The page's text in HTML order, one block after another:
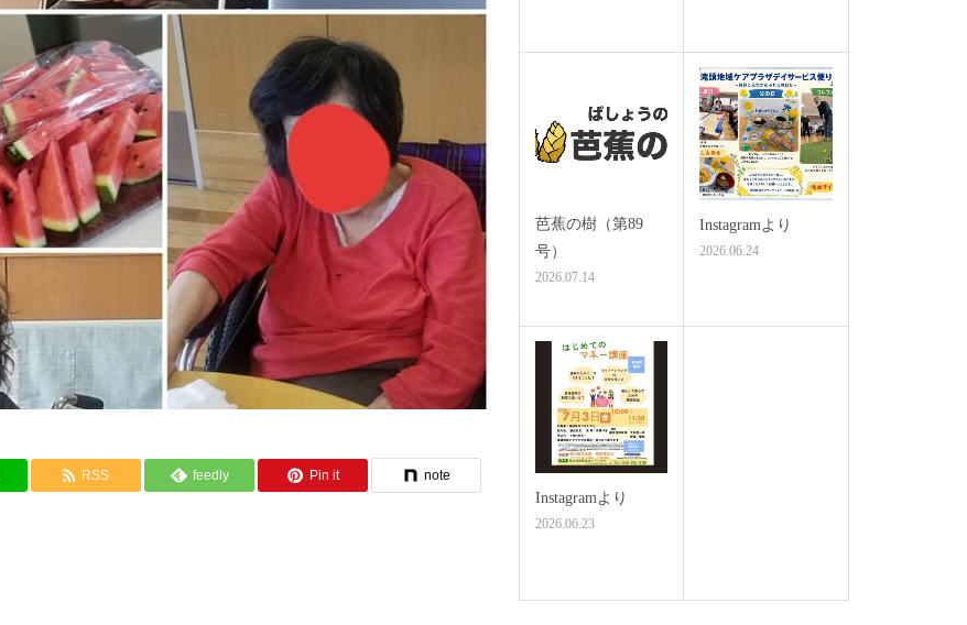
RSS feedly Pin it note
芭蕉の樹（第89
号）
2026.07.14
Instagramより
2026.06.24
Instagramより
2026.06.23